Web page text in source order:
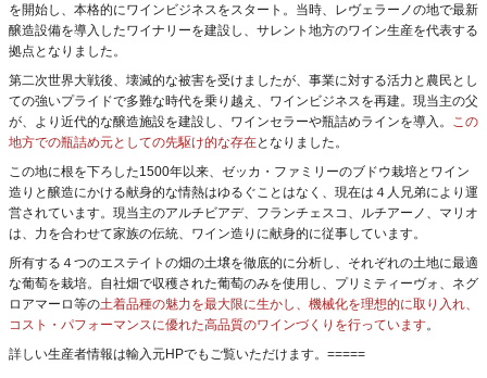
を開始し、本格的にワインビジネスをスタート。当時、レヴェラーノの地で最新
醸造設備を導入したワイナリーを建設し、サレント地方のワイン生産を代表する
拠点となりました。
第二次世界大戦後、壊滅的な被害を受けましたが、事業に対する活力と農民とし
ての強いプライドで多難な時代を乗り越え、ワインビジネスを再建。現当主の父
が、より近代的な醸造施設を建設し、ワインセラーや瓶詰めラインを導入。 この
地方での瓶詰め元としての先駆け的な存在となりました。
この地に根を下ろした1500年以来、ゼッカ・ファミリーのブドウ栽培とワイン
造りと醸造にかける献身的な情熱はゆるぐことはなく、現在は４人兄弟により運
営されています。現当主のアルチビアデ、フランチェスコ、ルチアーノ、マリオ
は、力を合わせて家族の伝統、ワイン造りに献身的に従事しています。
所有する４つのエステイトの畑の土壌を徹底的に分析し、それぞれの土地に最適
な葡萄を栽培。自社畑で収穫された葡萄のみを使用し、プリミティーヴォ、ネグ
ロアマーロ等の土着品種の魅力を最大限に生かし、機械化を理想的に取り入れ、
コスト・パフォーマンスに優れた高品質のワインづくりを行っています。
詳しい生産者情報は輸入元HPでもご覧いただけます。=====